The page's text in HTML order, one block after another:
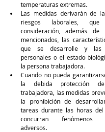
temperaturas extremas.
Las medidas derivarán de
riesgos laborales,
consideración, además de
mencionados, las
que se desarrolle y las
personales o el estado
la persona trabajadora.
Cuando no pueda
la debida protección
trabajadora, las medidas
la prohibición de
tareas durante las horas
concurran fenómenos
adversos.